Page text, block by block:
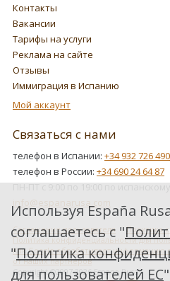
Контакты
Вакансии
Тарифы на услуги
Реклама на сайте
Отзывы
Иммиграция в Испанию
Мой аккаунт
Связаться с нами
телефон в Испании: +34 932 726 490
телефон в России: +34 690 24 64 87
ПН-ПТ с 9:00 по 19:00 по
info@espanarusa.com
Соглашение пользователя
Политика
Политика конфиденциальности для
Как Google обрабатывает информацию
от наших партнеров
Copyright ©2007-2026 Espana Rusa
Используя España
соглашаетесь с "
"Политика
для пользователей ЕС